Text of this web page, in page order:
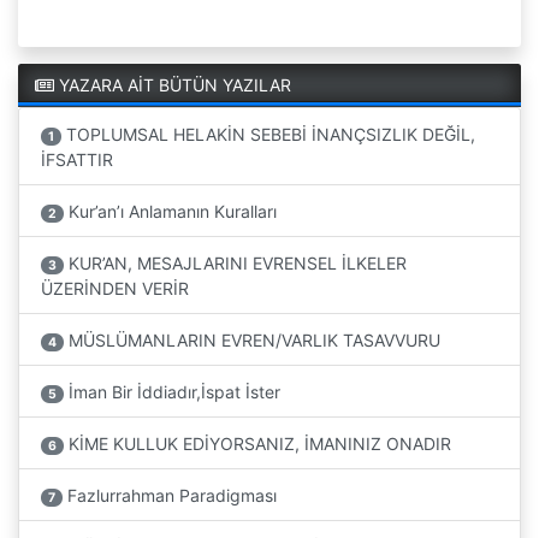
YAZARA AİT BÜTÜN YAZILAR
1
TOPLUMSAL HELAKİN SEBEBİ İNANÇSIZLIK DEĞİL,
İFSATTIR
2 Kur’an’ı Anlamanın Kuralları
3
KUR’AN, MESAJLARINI EVRENSEL İLKELER
ÜZERİNDEN VERİR
4 MÜSLÜMANLARIN EVREN/VARLIK TASAVVURU
5 İman Bir İddiadır,İspat İster
6 KİME KULLUK EDİYORSANIZ, İMANINIZ ONADIR
7 Fazlurrahman Paradigması